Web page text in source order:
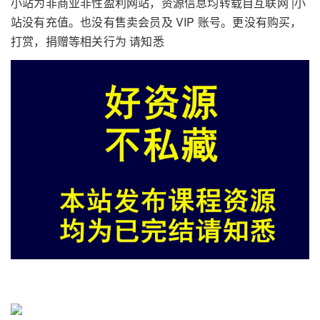
站没有充值。也没有售卖会员及 VIP 账号。更没有购买，
打赏，捐赠等相关行为 请知悉